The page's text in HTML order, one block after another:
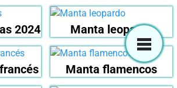
2024 Manta leopardo
Manta flamencos